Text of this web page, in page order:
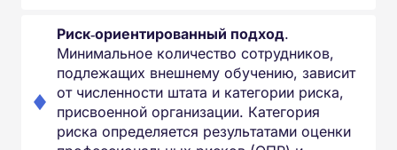
Риск‑ориентированный подход.
Минимальное количество сотрудников,
подлежащих внешнему обучению, зависит
от численности штата и категории риска,
присвоенной организации. Категория
риска определяется результатами оценки